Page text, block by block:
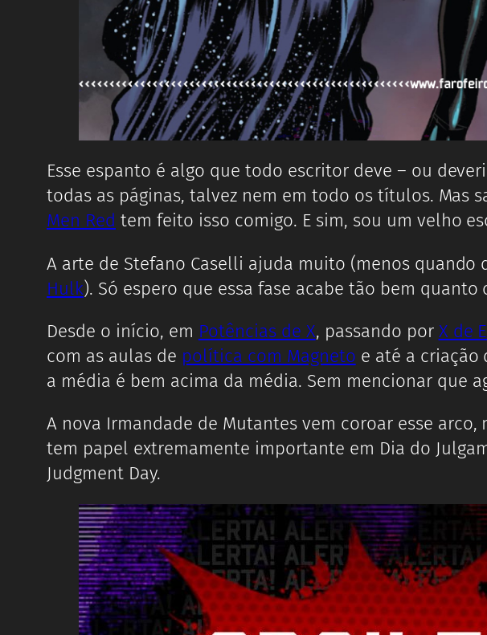
Esse espanto é algo que todo escritor deve – ou
todas as páginas, talvez nem em todo os títulos.
Men Red tem feito isso comigo. E sim, sou um velho
A arte de Stefano Caselli ajuda muito (menos
Hulk). Só espero que essa fase acabe tão bem quanto
Desde o início, em Potências de X, passando por X de
com as aulas de política com Magneto e até a criação
a média é bem acima da média. Sem mencionar que
A nova Irmandade de Mutantes vem coroar esse
tem papel extremamente importante em Dia do
Judgment Day.